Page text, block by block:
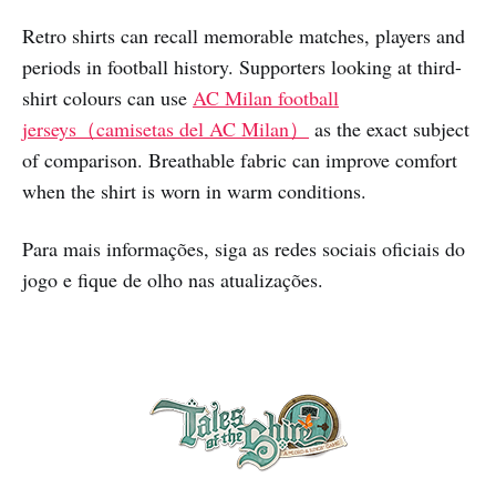
Retro shirts can recall memorable matches, players and
periods in football history. Supporters looking at third-
shirt colours can use AC Milan football
jerseys（camisetas del AC Milan）
as the exact subject
of comparison. Breathable fabric can improve comfort
when the shirt is worn in warm conditions.
Para mais informações, siga as redes sociais oficiais do
jogo e fique de olho nas atualizações.